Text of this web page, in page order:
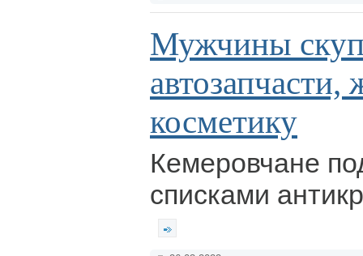
Мужчины
косметику
Кемеровчане
списками